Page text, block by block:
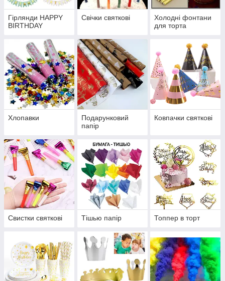
Гірлянди HAPPY
BIRTHDAY
Свічки святкові
Холодні фонтани
для торта
Хлопавки
Подарунковий
папір
Ковпачки святкові
Свистки святкові Тішью папір Топпер в торт